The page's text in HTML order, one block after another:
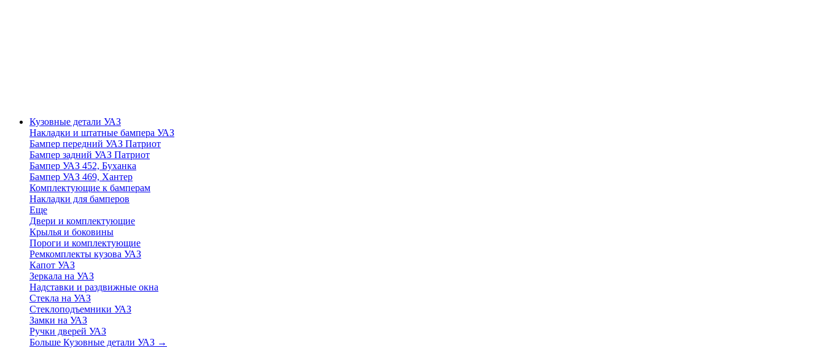
Кузовные детали УАЗ
Накладки и штатные бампера УАЗ
Бампер передний УАЗ Патриот
Бампер задний УАЗ Патриот
Бампер УАЗ 452, Буханка
Бампер УАЗ 469, Хантер
Комплектующие к бамперам
Накладки для бамперов
Еще
Двери и комплектующие
Крылья и боковины
Пороги и комплектующие
Ремкомплекты кузова УАЗ
Капот УАЗ
Зеркала на УАЗ
Надставки и раздвижные окна
Стекла на УАЗ
Стеклоподъемники УАЗ
Замки на УАЗ
Ручки дверей УАЗ
Больше Кузовные детали УАЗ →